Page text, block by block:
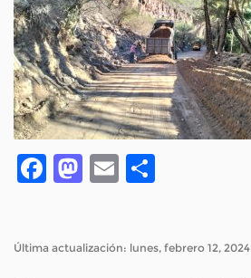
Facebook
Mastodon
Email
Última actualización: lunes, febrero 12, 2024